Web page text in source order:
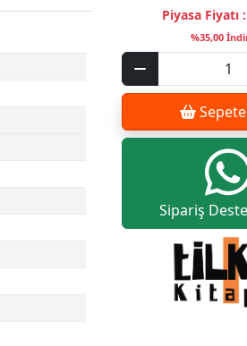
Piyasa Fiyatı
%35,00
Sipariş